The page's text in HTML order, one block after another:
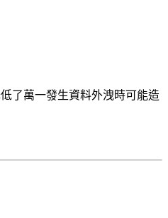
了萬一發生資料外洩時可能造